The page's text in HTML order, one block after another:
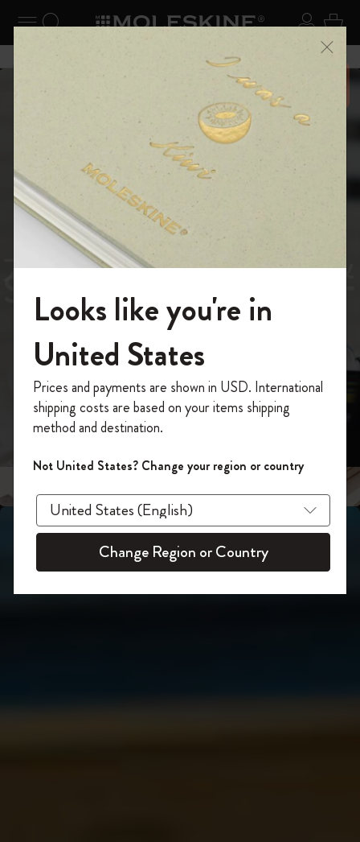
ナビゲーションの切替 ログ
検索 (キーワードなど) カ
6,500円以上のご購入で送料無料 メニ
ーを閉じる
あるページから始まる物語
Reframe
Sunglasses（リフレー
ム サングラス）
スライド表示0
スライド表示1
スライド表示2
スライド表示3
スライド表示4
スライド表示5
モレスキンの世界へようこそ
「WELCOME10」を入力すると、初回注
文が10%オフ＋送料無料になります。セ
ール・アウトレット品は適用外。
Moleskineアカウントを作成して限定オフ
ァーや会員特典、さらに多くのインスピ
レーションを手に入れましょう。
今すぐ会員登録 !
Looks like you're in
United States
Prices and payments are shown in USD. International
shipping costs are based on your items shipping
method and destination.
Not United States? Change your region or country
Change Region or Country